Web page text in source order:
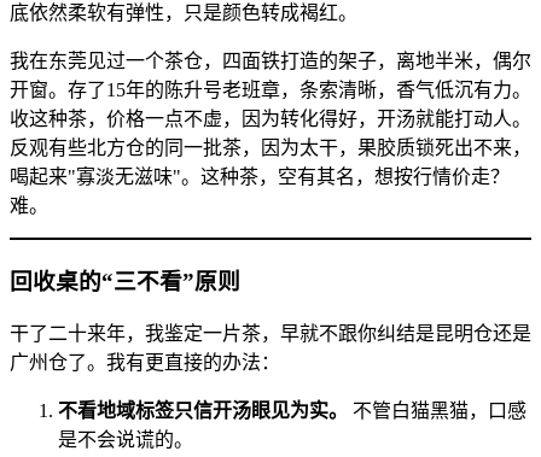
底依然柔软有弹性，只是颜色转成褐红。
我在东莞见过一个茶仓，四面铁打造的架子，离地半米，偶尔
开窗。存了15年的陈升号老班章，条索清晰，香气低沉有力。
收这种茶，价格一点不虚，因为转化得好，开汤就能打动人。
反观有些北方仓的同一批茶，因为太干，果胶质锁死出不来，
喝起来"寡淡无滋味"。这种茶，空有其名，想按行情价走？
难。
回收桌的“三不看”原则
干了二十来年，我鉴定一片茶，早就不跟你纠结是昆明仓还是
广州仓了。我有更直接的办法：
不看地域标签只信开汤眼见为实。
不管白猫黑猫，口感
是不会说谎的。